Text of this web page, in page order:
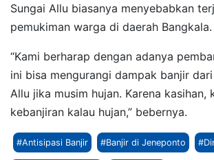
Sungai Allu biasanya menyebabkan
pemukiman warga di daerah Bangkala.
“Kami berharap dengan adanya
ini bisa mengurangi dampak banjir
Allu jika musim hujan. Karena kasihan,
kebanjiran kalau hujan,” bebernya.
#Antisipasi Banjir #Banjir di Jeneponto